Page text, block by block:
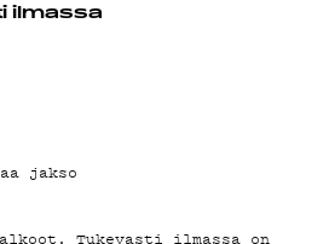
ilmassa
jakso
Tukevasti ilmassa on